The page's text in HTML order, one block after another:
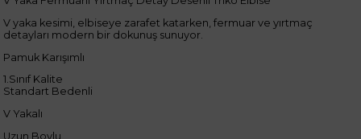
V yaka kesimi, elbiseye zarafet katarken, fermuar ve yırtmaç
detayları modern bir dokunuş sunuyor.
Pamuk Karışımlı
1.Sınıf Kalite
Standart Bedenli
V Yakalı
Uzun Boylu